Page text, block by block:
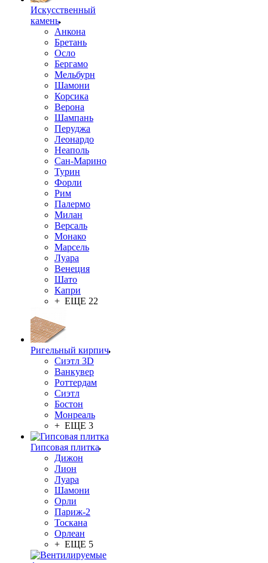
Искусственный
камень
Анкона
Бретань
Осло
Бергамо
Мельбурн
Шамони
Корсика
Верона
Шампань
Перуджа
Леонардо
Неаполь
Сан-Марино
Турин
Форли
Рим
Палермо
Милан
Версаль
Монако
Марсель
Луара
Венеция
Шато
Капри
+ ЕЩЕ 22
Ригельный кирпич
Сиэтл 3D
Ванкувер
Роттердам
Сиэтл
Бостон
Монреаль
+ ЕЩЕ 3
Гипсовая плитка
Дижон
Лион
Луара
Шамони
Орли
Париж-2
Тоскана
Орлеан
+ ЕЩЕ 5